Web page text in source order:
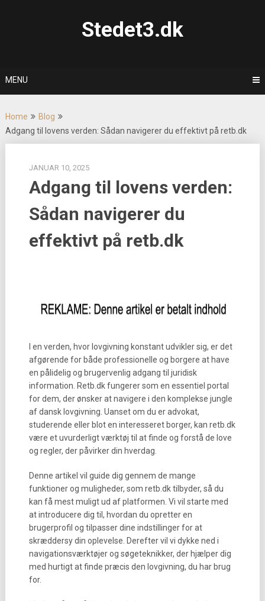
Stedet3.dk
MENU
Home
Blog
Adgang til lovens verden: Sådan navigerer du effektivt på retb.dk
JANUAR 10, 2025
Adgang til lovens verden:
Sådan navigerer du
effektivt på retb.dk
I en verden, hvor lovgivning konstant udvikler sig, er det
afgørende for både professionelle og borgere at have
en pålidelig og brugervenlig adgang til juridisk
information. Retb.dk fungerer som en essentiel portal
for dem, der ønsker at navigere i den komplekse jungle
af dansk lovgivning. Uanset om du er advokat,
studerende eller blot en interesseret borger, kan retb.dk
være et uvurderligt værktøj til at finde og forstå de love
og regler, der påvirker din hverdag.
Denne artikel vil guide dig gennem de mange
funktioner og muligheder, som retb.dk tilbyder, så du
kan få mest muligt ud af platformen. Vi vil starte med
at introducere dig til, hvordan du opretter en
brugerprofil og tilpasser dine indstillinger for at
skræddersy din oplevelse. Derefter vil vi dykke ned i
navigationsværktøjer og søgeteknikker, der hjælper dig
med hurtigt at finde præcis den lovgivning, du har brug
for.